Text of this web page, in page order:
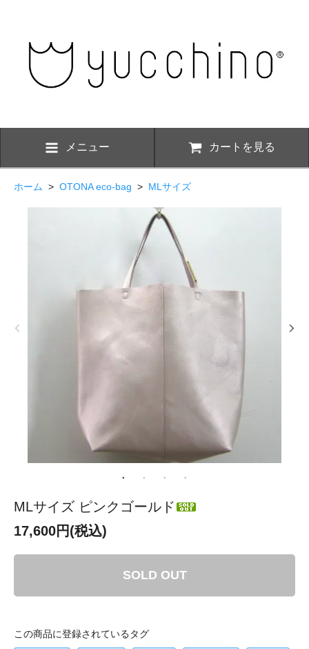
メニュー カートを見る
ホーム > OTONA eco-bag > MLサイズ
MLサイズ ピンクゴールド
17,600円(税込)
SOLD OUT
この商品に登録されているタグ